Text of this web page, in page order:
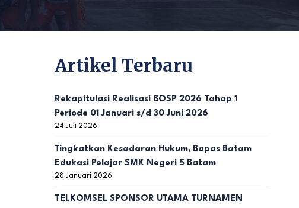
Artikel Terbaru
Rekapitulasi Realisasi BOSP 2026 Tahap 1
Periode 01 Januari s/d 30 Juni 2026
24 Juli 2026
Tingkatkan Kesadaran Hukum, Bapas Batam
Edukasi Pelajar SMK Negeri 5 Batam
28 Januari 2026
TELKOMSEL SPONSOR UTAMA TURNAMEN